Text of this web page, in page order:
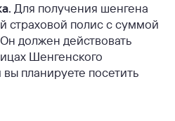
Для получения шенгена
страховой полис с суммой
должен действовать
Шенгенского
планируете посетить